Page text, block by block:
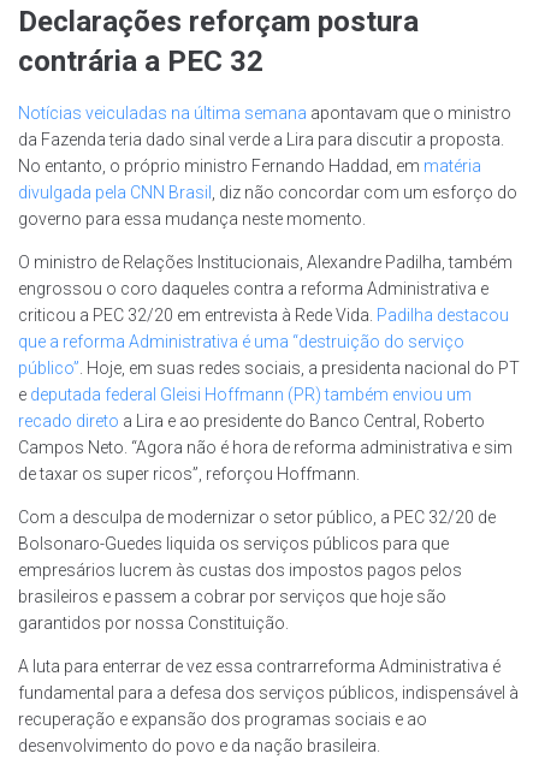
Declarações reforçam postura
contrária a PEC 32
Notícias veiculadas na última semana apontavam que o ministro
da Fazenda teria dado sinal verde a Lira para discutir a proposta.
No entanto, o próprio ministro Fernando Haddad, em matéria
divulgada pela CNN Brasil , diz não concordar com um esforço do
governo para essa mudança neste momento.
O ministro de Relações Institucionais, Alexandre Padilha, também
engrossou o coro daqueles contra a reforma Administrativa e
criticou a PEC 32/20 em entrevista à Rede Vida. Padilha destacou
que a reforma Administrativa é uma “destruição do serviço
público”. Hoje, em suas redes sociais, a presidenta nacional do PT
e deputada federal Gleisi Hoffmann (PR) também enviou um
recado direto a Lira e ao presidente do Banco Central, Roberto
Campos Neto. “Agora não é hora de reforma administrativa e sim
de taxar os super ricos”, reforçou Hoffmann.
Com a desculpa de modernizar o setor público, a PEC 32/20 de
Bolsonaro-Guedes liquida os serviços públicos para que
empresários lucrem às custas dos impostos pagos pelos
brasileiros e passem a cobrar por serviços que hoje são
garantidos por nossa Constituição.
A luta para enterrar de vez essa contrarreforma Administrativa é
fundamental para a defesa dos serviços públicos, indispensável à
recuperação e expansão dos programas sociais e ao
desenvolvimento do povo e da nação brasileira.